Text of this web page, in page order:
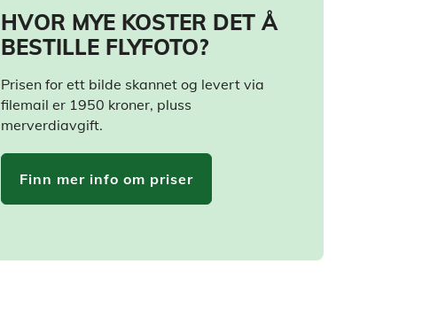
HVOR MYE KOSTER DET Å
BESTILLE FLYFOTO?
Prisen for ett bilde skannet og levert via
filemail er 1950 kroner, pluss
merverdiavgift.
Finn mer info om priser